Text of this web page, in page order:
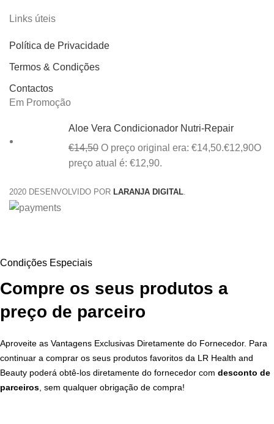
Links úteis
Política de Privacidade
Termos & Condições
Contactos
Em Promoção
Aloe Vera Condicionador Nutri-Repair
€14,50 O preço original era: €14,50.€12,90O
preço atual é: €12,90.
2020 DESENVOLVIDO POR LARANJA DIGITAL.
Condições Especiais
Compre os seus produtos a
preço de parceiro
Aproveite as Vantagens Exclusivas Diretamente do Fornecedor. Para
continuar a comprar os seus produtos favoritos da LR Health and
Beauty poderá obtê-los diretamente do fornecedor com desconto de
parceiros , sem qualquer obrigação de compra!